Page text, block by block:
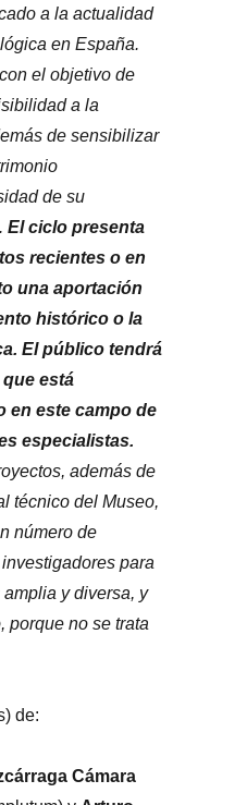
a la actualidad
en España.
el objetivo de
a la
de sensibilizar
de su
El ciclo presenta
recientes o en
una aportación
histórico o la
El público tendrá
está
en este campo de
especialistas.
además de
técnico del Museo,
número de
para
y diversa, y
porque no se trata
de:
Cámara